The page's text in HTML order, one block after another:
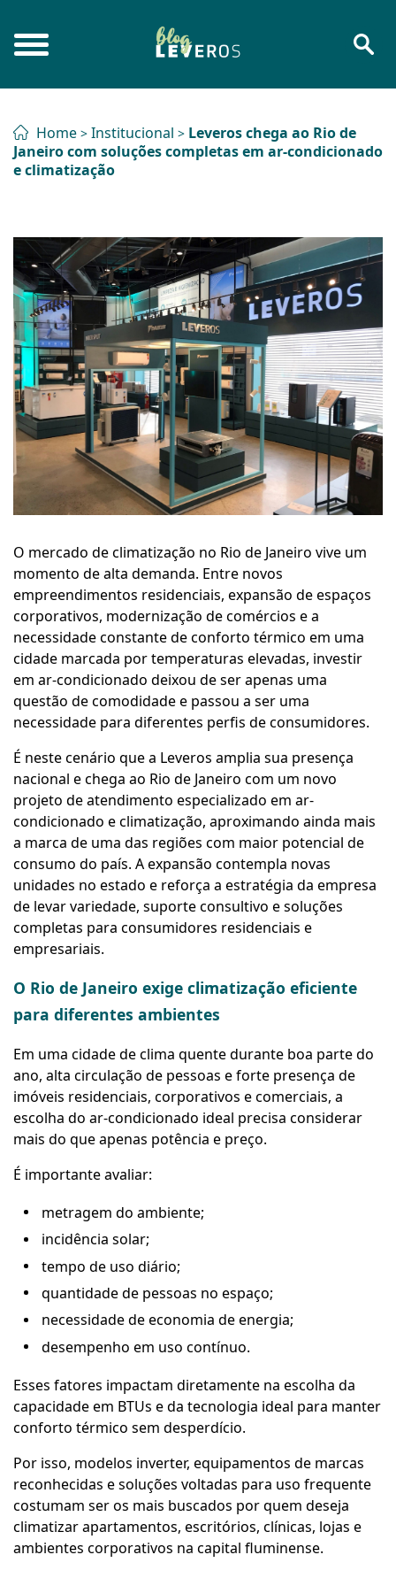
Home > Institucional > Leveros chega ao Rio de
Janeiro com soluções completas em ar-condicionado
e climatização
O mercado de climatização no Rio de Janeiro vive um
momento de alta demanda. Entre novos
empreendimentos residenciais, expansão de espaços
corporativos, modernização de comércios e a
necessidade constante de conforto térmico em uma
cidade marcada por temperaturas elevadas, investir
em ar-condicionado deixou de ser apenas uma
questão de comodidade e passou a ser uma
necessidade para diferentes perfis de consumidores.
É neste cenário que a Leveros amplia sua presença
nacional e chega ao Rio de Janeiro com um novo
projeto de atendimento especializado em ar-
condicionado e climatização, aproximando ainda mais
a marca de uma das regiões com maior potencial de
consumo do país. A expansão contempla novas
unidades no estado e reforça a estratégia da empresa
de levar variedade, suporte consultivo e soluções
completas para consumidores residenciais e
empresariais.
O Rio de Janeiro exige climatização eficiente
para diferentes ambientes
Em uma cidade de clima quente durante boa parte do
ano, alta circulação de pessoas e forte presença de
imóveis residenciais, corporativos e comerciais, a
escolha do ar-condicionado ideal precisa considerar
mais do que apenas potência e preço.
É importante avaliar:
metragem do ambiente;
incidência solar;
tempo de uso diário;
quantidade de pessoas no espaço;
necessidade de economia de energia;
desempenho em uso contínuo.
Esses fatores impactam diretamente na escolha da
capacidade em BTUs e da tecnologia ideal para manter
conforto térmico sem desperdício.
Por isso, modelos inverter, equipamentos de marcas
reconhecidas e soluções voltadas para uso frequente
costumam ser os mais buscados por quem deseja
climatizar apartamentos, escritórios, clínicas, lojas e
ambientes corporativos na capital fluminense.